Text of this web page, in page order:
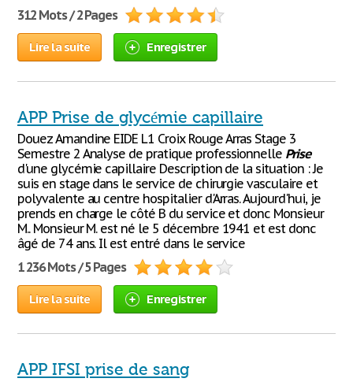
312 Mots / 2 Pages
Lire la suite Enregistrer
APP Prise de glycémie capillaire
Douez Amandine EIDE L1 Croix Rouge Arras Stage 3
Semestre 2 Analyse de pratique professionnelle Prise
d'une glycémie capillaire Description de la situation : Je
suis en stage dans le service de chirurgie vasculaire et
polyvalente au centre hospitalier d'Arras. Aujourd'hui, je
prends en charge le côté B du service et donc Monsieur
M.. Monsieur M. est né le 5 décembre 1941 et est donc
âgé de 74 ans. Il est entré dans le service
1 236 Mots / 5 Pages
Lire la suite Enregistrer
APP IFSI prise de sang